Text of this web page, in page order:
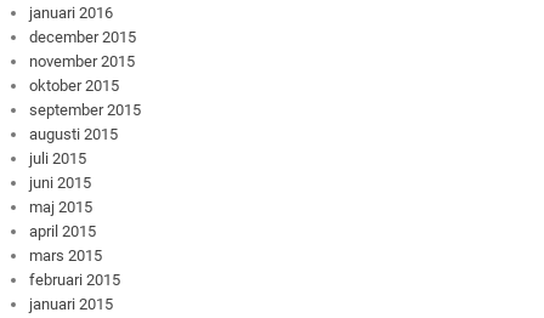
januari 2016
december 2015
november 2015
oktober 2015
september 2015
augusti 2015
juli 2015
juni 2015
maj 2015
april 2015
mars 2015
februari 2015
januari 2015